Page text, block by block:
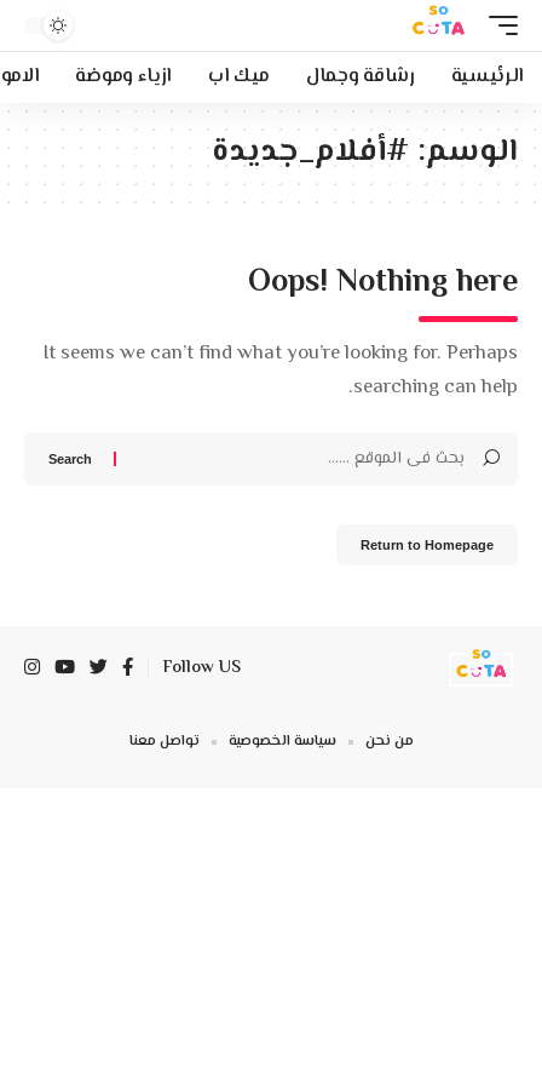
الرئيسية رشاقة وجمال ميك اب ازياء وموضة
الوسم: #أفلام_جديدة
Oops! Nothing here
It seems we can’t find what you’re looking for. Perhaps
searching can help.
Return to Homepage
Follow US
من نحن سياسة الخصوصية تواصل معنا